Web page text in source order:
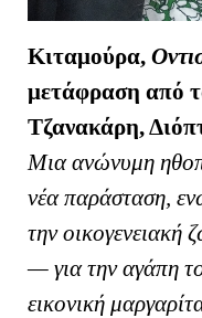
Κιταμούρα,
μετάφραση από
Τζανακάρη,
Μια ανώνυμη
νέα παράσταση,
την οικογενειακή
— για την αγάπη
εικονική